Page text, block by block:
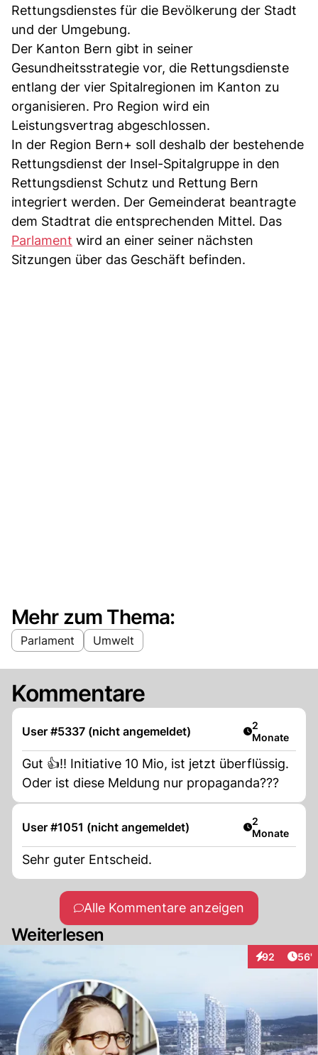
Rettungsdienstes für die Bevölkerung der Stadt
und der Umgebung.
Der Kanton Bern gibt in seiner
Gesundheitsstrategie vor, die Rettungsdienste
entlang der vier Spitalregionen im Kanton zu
organisieren. Pro Region wird ein
Leistungsvertrag abgeschlossen.
In der Region Bern+ soll deshalb der bestehende
Rettungsdienst der Insel-Spitalgruppe in den
Rettungsdienst Schutz und Rettung Bern
integriert werden. Der Gemeinderat beantragte
dem Stadtrat die entsprechenden Mittel. Das
Parlament wird an einer seiner nächsten
Sitzungen über das Geschäft befinden.
Mehr zum Thema:
Parlament Umwelt
Kommentare
User #5337 (nicht angemeldet) Artikel
2
Monate
Gut 👍!! Initiative 10 Mio, ist jetzt überflüssig.
Oder ist diese Meldung nur propaganda???
User #1051 (nicht angemeldet) Artikel
2
Monate
Sehr guter Entscheid.
Alle Kommentare anzeigen
Weiterlesen
92
Interaktionen
56'